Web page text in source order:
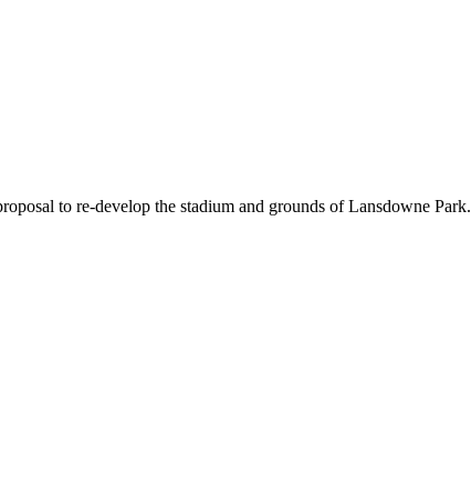
to re-develop the stadium and grounds of Lansdowne Park.